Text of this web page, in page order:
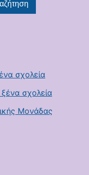
σχολεία
σχολεία
Μονάδας